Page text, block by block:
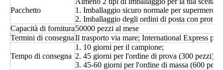
Pacchetto
1. Imballaggio sicuro normale per
2. Imballaggio degli ordini di posta con
Capacità di fornitura50000 pezzi al mese
Termini di consegnaIl trasporto via mare; International Express per
Tempo di consegna
1. 10 giorni per il campione;
2. 45 giorni per l'ordine di prova (300 pezzi)
3. 45-60 giorni per l'ordine di massa (600